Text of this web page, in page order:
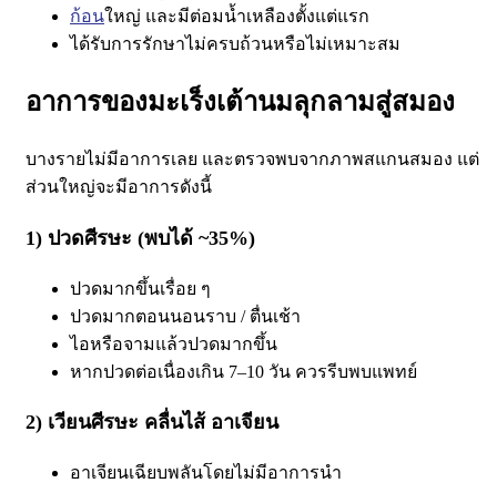
ก้อนใหญ่ และมีต่อมน้ำเหลืองตั้งแต่แรก
ได้รับการรักษาไม่ครบถ้วนหรือไม่เหมาะสม
อาการของมะเร็งเต้านมลุกลามสู่สมอง
บางรายไม่มีอาการเลย และตรวจพบจากภาพสแกนสมอง แต่
ส่วนใหญ่จะมีอาการดังนี้
1) ปวดศีรษะ (พบได้ ~35%)
ปวดมากขึ้นเรื่อย ๆ
ปวดมากตอนนอนราบ / ตื่นเช้า
ไอหรือจามแล้วปวดมากขึ้น
หากปวดต่อเนื่องเกิน 7–10 วัน ควรรีบพบแพทย์
2) เวียนศีรษะ คลื่นไส้ อาเจียน
อาเจียนเฉียบพลันโดยไม่มีอาการนำ